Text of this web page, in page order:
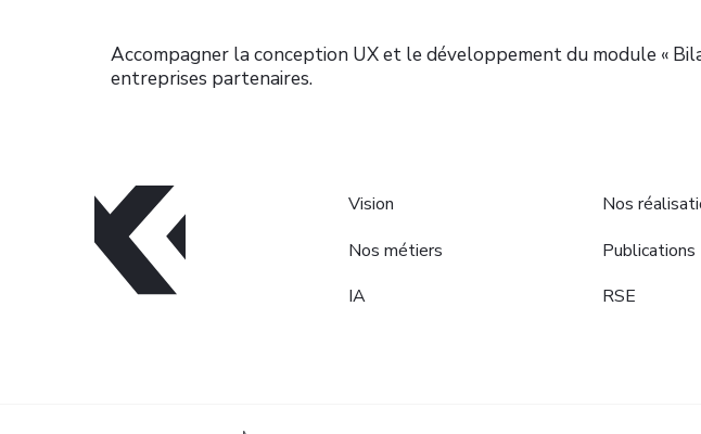
Accompagner la conception UX et le développement du module «
entreprises partenaires.
Vision
Nos métiers
IA
Nos
Publications
RSE